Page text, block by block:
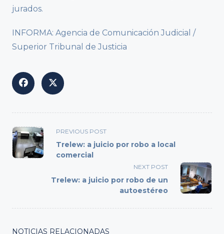
jurados.
INFORMA: Agencia de Comunicación Judicial /
Superior Tribunal de Justicia
<span
class="nav-
subtitle
PREVIOUS POST
Trelew: a juicio por robo a local
comercial
NEXT POST
Trelew: a juicio por robo de un
autoestéreo
NOTICIAS RELACIONADAS